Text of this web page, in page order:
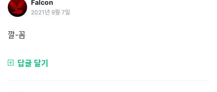
Falcon
2021년 9월 7일
깔-꼼
답글 달기